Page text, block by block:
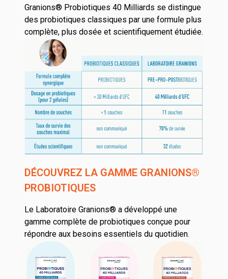
Granions® Probiotiques 40 Milliards se distingue
des probiotiques classiques par une formule plus
complète, plus dosée et scientifiquement étudiée.
DÉCOUVREZ LA GAMME GRANIONS®
PROBIOTIQUES
Le Laboratoire Granions® a développé une
gamme complète de probiotiques conçue pour
répondre aux besoins essentiels du quotidien.